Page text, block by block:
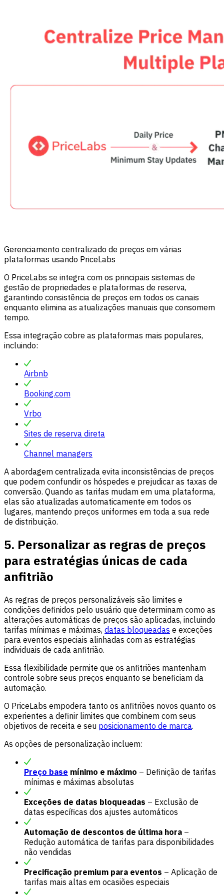
Gerenciamento centralizado de preços em várias
plataformas usando PriceLabs
O PriceLabs se integra com os principais sistemas de
gestão de propriedades e plataformas de reserva,
garantindo consistência de preços em todos os canais
enquanto elimina as atualizações manuais que consomem
tempo.
Essa integração cobre as plataformas mais populares,
incluindo:
Airbnb
Booking.com
Vrbo
Sites de reserva direta
Channel managers
A abordagem centralizada evita inconsistências de preços
que podem confundir os hóspedes e prejudicar as taxas de
conversão. Quando as tarifas mudam em uma plataforma,
elas são atualizadas automaticamente em todos os
lugares, mantendo preços uniformes em toda a sua rede
de distribuição.
5. Personalizar as regras de preços
para estratégias únicas de cada
anfitrião
As regras de preços personalizáveis são limites e
condições definidos pelo usuário que determinam como as
alterações automáticas de preços são aplicadas, incluindo
tarifas mínimas e máximas, datas bloqueadas e exceções
para eventos especiais alinhadas com as estratégias
individuais de cada anfitrião.
Essa flexibilidade permite que os anfitriões mantenham
controle sobre seus preços enquanto se beneficiam da
automação.
O PriceLabs empodera tanto os anfitriões novos quanto os
experientes a definir limites que combinem com seus
objetivos de receita e seu posicionamento de marca.
As opções de personalização incluem:
Preço base mínimo e máximo – Definição de tarifas
mínimas e máximas absolutas
Exceções de datas bloqueadas – Exclusão de
datas específicas dos ajustes automáticos
Automação de descontos de última hora –
Redução automática de tarifas para disponibilidades
não vendidas
Precificação premium para eventos – Aplicação de
tarifas mais altas em ocasiões especiais